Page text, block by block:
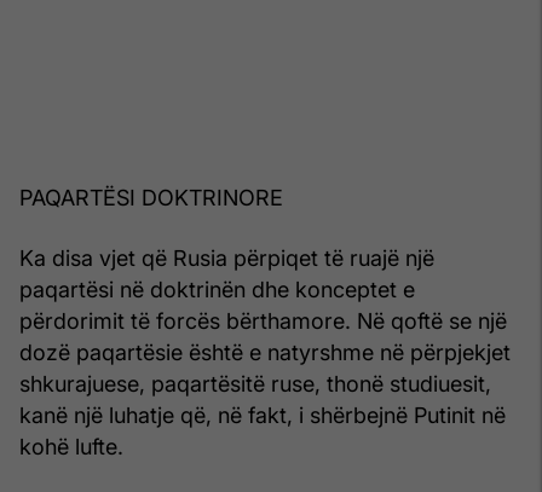
PAQARTËSI DOKTRINORE
Ka disa vjet që Rusia përpiqet të ruajë një
paqartësi në doktrinën dhe konceptet e
përdorimit të forcës bërthamore. Në qoftë se një
dozë paqartësie është e natyrshme në përpjekjet
shkurajuese, paqartësitë ruse, thonë studiuesit,
kanë një luhatje që, në fakt, i shërbejnë Putinit në
kohë lufte.